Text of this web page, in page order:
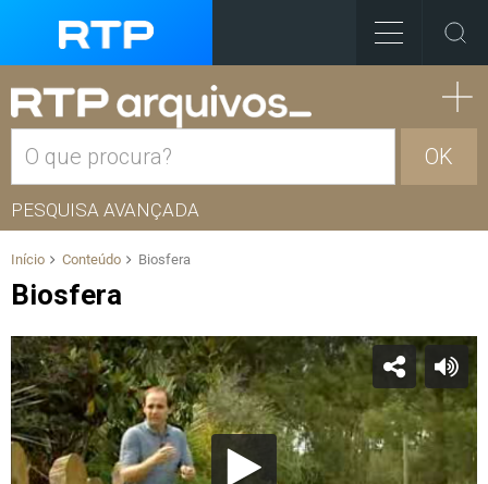
OK
PESQUISA AVANÇADA
Início Conteúdo Biosfera
Biosfera